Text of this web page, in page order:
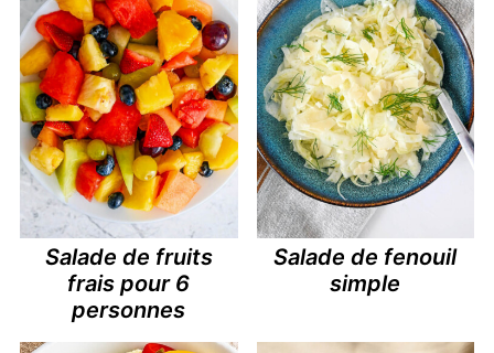
Salade de fruits
frais pour 6
personnes
Salade de fenouil
simple